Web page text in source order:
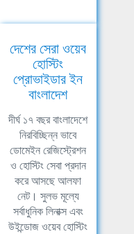
দেশের সেরা ওয়েব
হোস্টিং
প্রোভাইডার ইন
বাংলাদেশ
দীর্ঘ ১৭ বছর বাংলাদেশে
নিরবিচ্ছিন্ন ভাবে
ডোমেইন রেজিস্ট্রেশন
ও হোস্টিং সেবা প্রদান
করে আসছে আলফা
নেট। সুলভ মূল্যে
সর্বাধুনিক লিনাক্স এবং
উইন্ডোজ ওয়েব হোস্টিং